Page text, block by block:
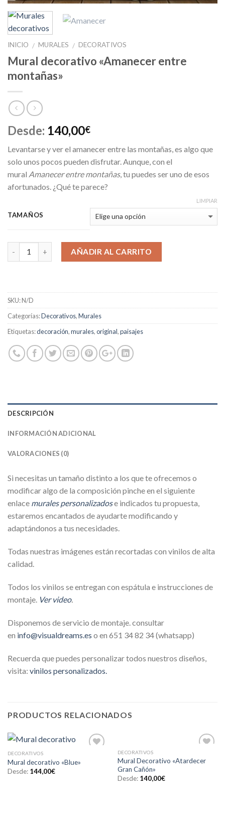
INICIO / MURALES / DECORATIVOS
Mural decorativo «Amanecer entre
montañas»
Desde: 140,00€
Levantarse y ver el amanecer entre las montañas, es algo que
solo unos pocos pueden disfrutar. Aunque, con el
mural Amanecer entre montañas, tu puedes ser uno de esos
afortunados. ¿Qué te parece?
TAMAÑOS
LIMPIAR
AÑADIR AL CARRITO
SKU:N/D
Categorías:Decorativos,Murales
Etiquetas:decoración,murales,original,paisajes
DESCRIPCIÓN
INFORMACIÓN ADICIONAL
VALORACIONES (0)
Si necesitas un tamaño distinto a los que te ofrecemos o
modificar algo de la composición pinche en el siguiente
enlace murales personalizadose indicados tu propuesta,
estaremos encantados de ayudarte modificando y
adaptándonos a tus necesidades.
Todas nuestras imágenes están recortadas con vinilos de alta
calidad.
Todos los vinilos se entregan con espátula e instrucciones de
montaje. Ver video.
Disponemos de servicio de montaje. consultar
en info@visualdreams.es o en 651 34 82 34 (whatsapp)
Recuerda que puedes personalizar todos nuestros diseños,
visita: vinilos personalizados.
PRODUCTOS RELACIONADOS
DECORATIVOS
Mural decorativo «Blue»
Desde: 144,00€
a la
DECORATIVOS
Mural Decorativo «Atardecer
Gran Cañón»
Desde: 140,00€